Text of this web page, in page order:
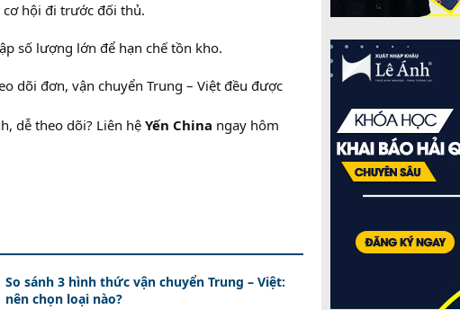
hội đi trước đối thủ.
số lượng lớn để hạn chế tồn kho.
dõi đơn, vận chuyển Trung – Việt đều được
dễ theo dõi? Liên hệYến China ngay hôm
So sánh 3 hình thức vận chuyển Trung – Việt:
nên chọn loại nào?